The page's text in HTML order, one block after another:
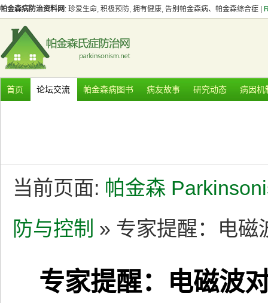
帕金森病防治资料网 : 珍爱生命, 积极预防, 拥有健康, 告别帕金森病、帕金森综合症 |
首页 论坛交流 帕金森病图书 病友故事 研究动态 病因机
当前页面: 帕金森
防与控制 » 专家提醒：电磁
专家提醒：电磁波